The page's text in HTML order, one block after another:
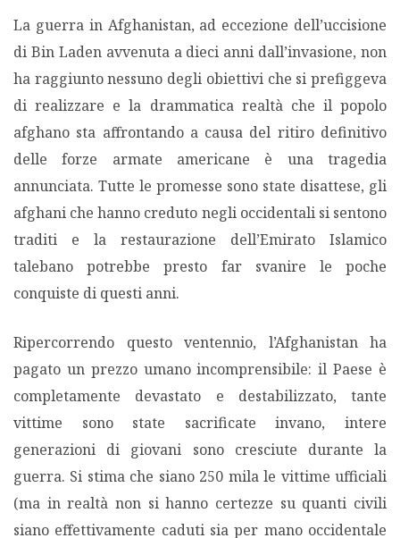
MONDO IN CIFRE
NAVIGANDO IN RETE
PODCAST EVENTI
La guerra in Afghanistan, ad eccezione dell’uccisione
di Bin Laden avvenuta a dieci anni dall’invasione, non
ha raggiunto nessuno degli obiettivi che si prefiggeva
di realizzare e la drammatica realtà che il popolo
afghano sta affrontando a causa del ritiro definitivo
delle forze armate americane è una tragedia
annunciata. Tutte le promesse sono state disattese, gli
afghani che hanno creduto negli occidentali si sentono
traditi e la restaurazione dell’Emirato Islamico
talebano potrebbe presto far svanire le poche
conquiste di questi anni.
Ripercorrendo questo ventennio, l’Afghanistan ha
pagato un prezzo umano incomprensibile: il Paese è
completamente devastato e destabilizzato, tante
vittime sono state sacrificate invano, intere
generazioni di giovani sono cresciute durante la
guerra. Si stima che siano 250 mila le vittime ufficiali
(ma in realtà non si hanno certezze su quanti civili
siano effettivamente caduti sia per mano occidentale